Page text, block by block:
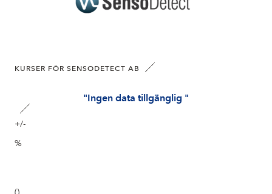
KURSER FÖR SENSODETECT AB
"Ingen data tillgänglig "
+/-
%
()